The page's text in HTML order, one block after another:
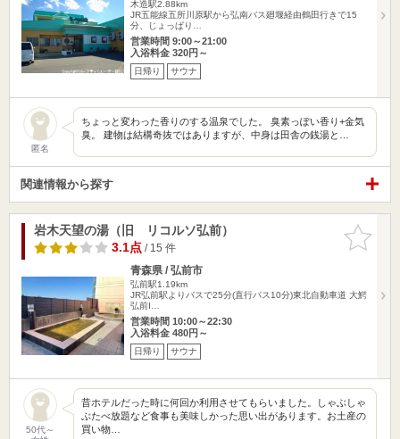
木造駅2.88km
JR五能線五所川原駅から弘南バス廻堰経由鶴田行きで15
分、じょっぱり…
営業時間 9:00～21:00
入浴料金 320円～
日帰り サウナ
匿名
ちょっと変わった香りのする温泉でした。 臭素っぽい香り+金気
臭。 建物は結構奇抜ではありますが、中身は田舎の銭湯と…
関連情報から探す
お気に入
りに追加
岩木天望の湯（旧 リコルソ弘前）
3.1点/ 15 件
青森県 / 弘前市
弘前駅1.19km
JR弘前駅よりバスで25分(直行パス10分)東北自動車道 大鰐
弘前I…
営業時間 10:00～22:30
入浴料金 480円～
日帰り サウナ
50代～
昔ホテルだった時に何回か利用させてもらいました。しゃぶしゃ
ぶたべ放題など食事も美味しかった思い出があります。お土産の
買い物…